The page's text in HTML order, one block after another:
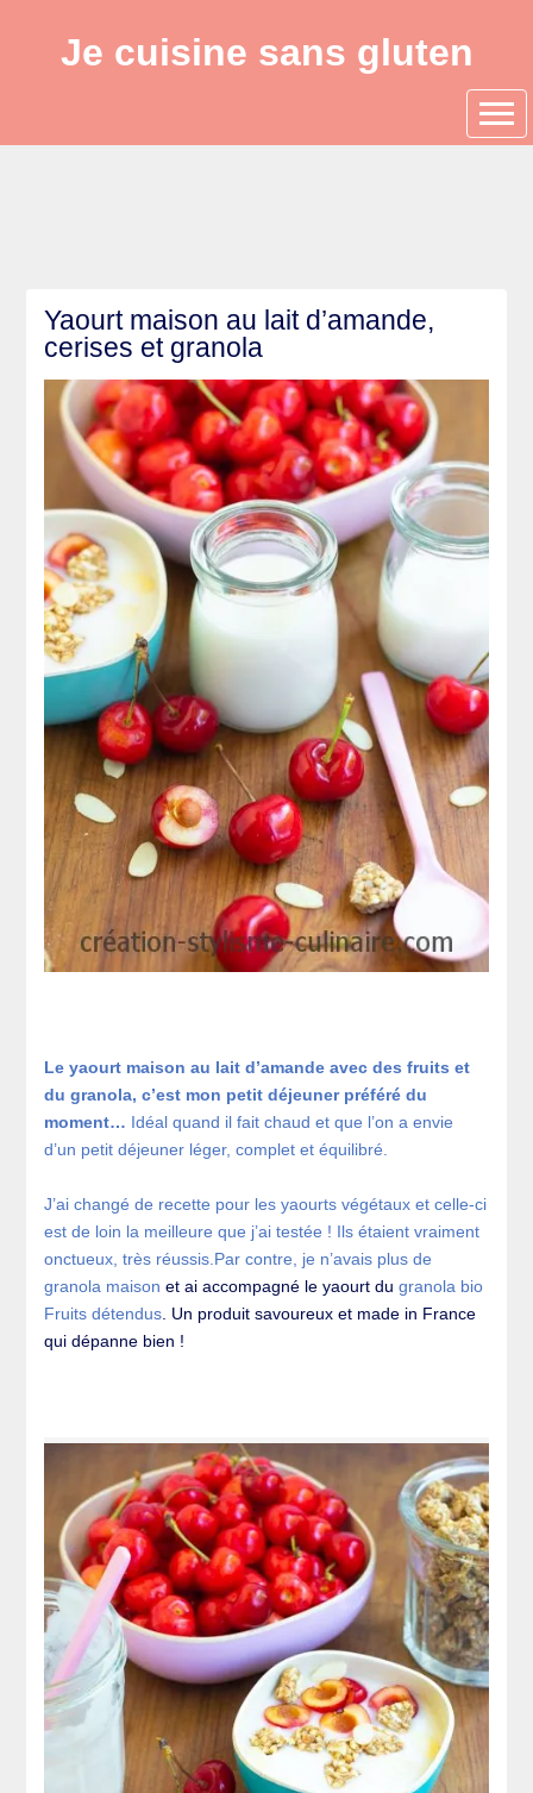
Je cuisine sans gluten
Yaourt maison au lait d’amande,
cerises et granola
Le yaourt maison au lait d’amande avec des fruits et
du granola, c’est mon petit déjeuner préféré du
moment… Idéal quand il fait chaud et que l’on a envie
d’un petit déjeuner léger, complet et équilibré.
J’ai changé de recette pour les yaourts végétaux et celle-ci
est de loin la meilleure que j’ai testée ! Ils étaient vraiment
onctueux, très réussis. Par contre, je n’avais plus de
granola maison et ai accompagné le yaourt dugranola bio
Fruits détendus . Un produit savoureux et made in France
qui dépanne bien !